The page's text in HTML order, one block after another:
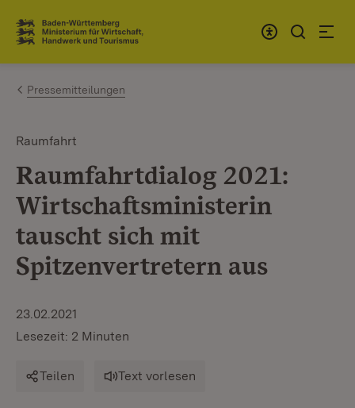
Zum Inhalt springen
Link zur Startseite
Pressemitteilungen
Raumfahrt
Raumfahrtdialog 2021:
Wirtschaftsministerin
tauscht sich mit
Spitzenvertretern aus
23.02.2021
Lesezeit: 2 Minuten
Teilen Text vorlesen